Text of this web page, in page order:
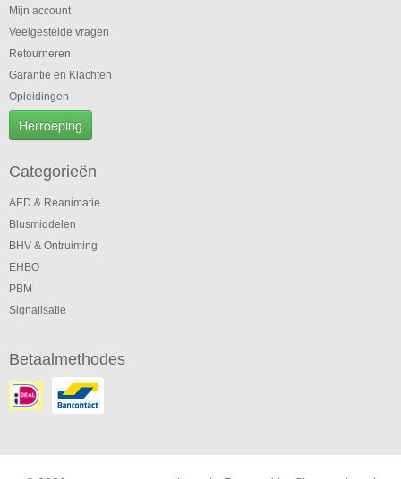
Mijn account
Veelgestelde vragen
Retourneren
Garantie en Klachten
Opleidingen
Herroeping
Categorieën
AED & Reanimatie
Blusmiddelen
BHV & Ontruiming
EHBO
PBM
Signalisatie
Betaalmethodes